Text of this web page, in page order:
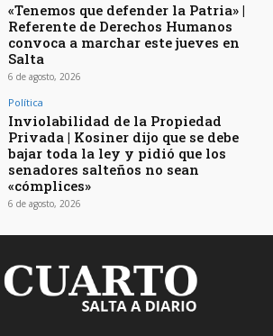
«Tenemos que defender la Patria» |
Referente de Derechos Humanos
convoca a marchar este jueves en
Salta
6 de agosto, 2026
Política
Inviolabilidad de la Propiedad
Privada | Kosiner dijo que se debe
bajar toda la ley y pidió que los
senadores salteños no sean
«cómplices»
6 de agosto, 2026